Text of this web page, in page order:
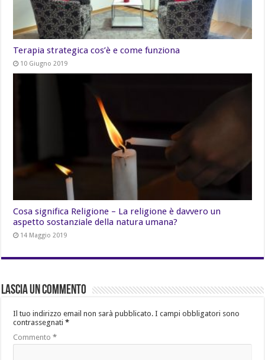
Terapia strategica cos’è e come funziona
10 Giugno 2019
Cosa significa Religione – La religione è davvero un
aspetto sostanziale della natura umana?
14 Maggio 2019
Lascia un commento
Il tuo indirizzo email non sarà pubblicato. I campi obbligatori sono
contrassegnati*
Commento*